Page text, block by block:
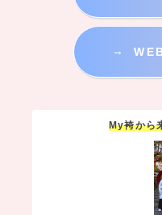
→
My袴から